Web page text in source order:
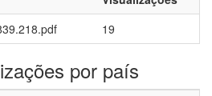
19
por país